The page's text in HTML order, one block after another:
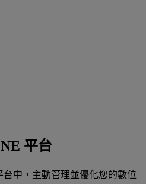
平台
中，主動管理並優化您的數位